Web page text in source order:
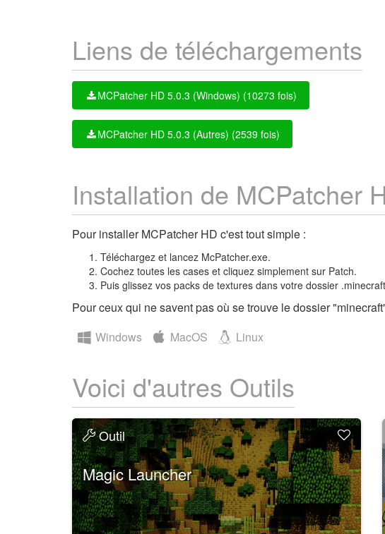
Liens de téléchargements
MCPatcher HD 5.0.3 (Windows) (10273 fois)
MCPatcher HD 5.0.3 (Autres) (2539 fois)
Installation de MCPatcher
Pour installer MCPatcher HD c'est tout simple :
Téléchargez et lancez McPatcher.exe.
Cochez toutes les cases et cliquez simplement sur Patch.
Puis glissez vos packs de textures dans votre dossier
Pour ceux qui ne savent pas où se trouve le dossier
Windows
MacOS Linux
Voici d'autres Outils
Outil
Magic Launcher